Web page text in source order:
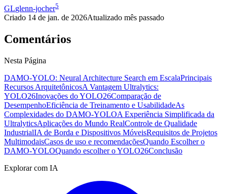
GLglenn-jocher5
Criado 14 de jan. de 2026Atualizado mês passado
Comentários
Nesta Página
DAMO-YOLO: Neural Architecture Search em EscalaPrincipais
Recursos ArquitetônicosA Vantagem Ultralytics:
YOLO26Inovações do YOLO26Comparação de
DesempenhoEficiência de Treinamento e UsabilidadeAs
Complexidades do DAMO-YOLOA Experiência Simplificada da
UltralyticsAplicações do Mundo RealControle de Qualidade
IndustrialIA de Borda e Dispositivos MóveisRequisitos de Projetos
MultimodaisCasos de uso e recomendaçõesQuando Escolher o
DAMO-YOLOQuando escolher o YOLO26Conclusão
Explorar com IA